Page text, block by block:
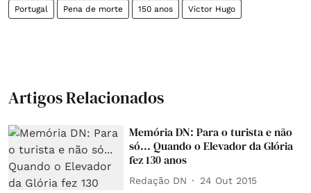
Portugal Pena de morte 150 anos Victor Hugo
Artigos Relacionados
Memória DN: Para o turista e não
só... Quando o Elevador da Glória
fez 130 anos
Redação DN 24 Out 2015